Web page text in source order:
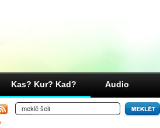
Kas? Kur? Kad? Audio